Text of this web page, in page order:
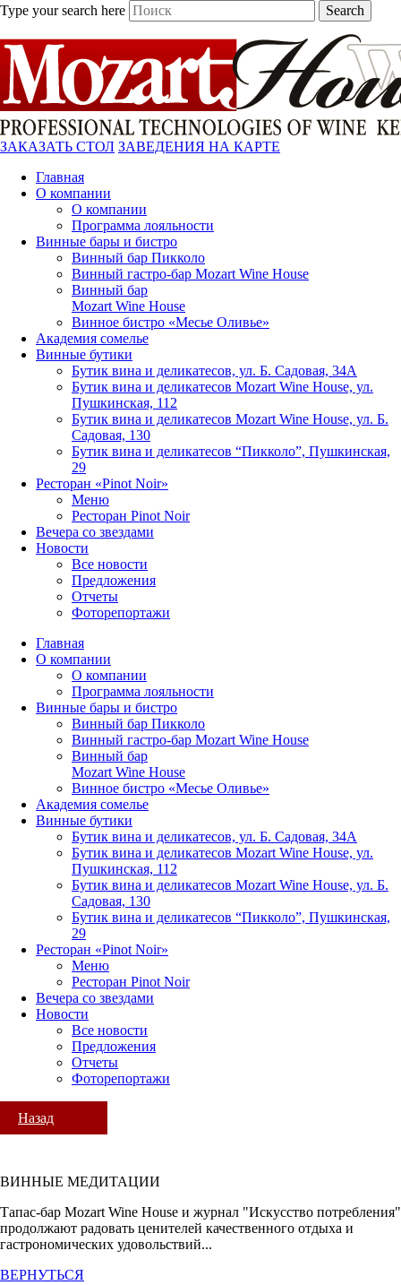
Type your search here Search
ЗАКАЗАТЬ СТОЛ ЗАВЕДЕНИЯ НА КАРТЕ
Главная
О компании
О компании
Программа лояльности
Винные бары и бистро
Винный бар Пикколо
Винный гастро-бар Mozart Wine House
Винный бар
Mozart Wine House
Винное бистро «Месье Оливье»
Академия сомелье
Винные бутики
Бутик вина и деликатесов, ул. Б. Садовая, 34А
Бутик вина и деликатесов Mozart Wine House, ул.
Пушкинская, 112
Бутик вина и деликатесов Mozart Wine House, ул. Б.
Садовая, 130
Бутик вина и деликатесов “Пикколо”, Пушкинская,
29
Ресторан «Pinot Noir»
Меню
Ресторан Pinot Noir
Вечера со звездами
Новости
Все новости
Предложения
Отчеты
Фоторепортажи
Главная
О компании
О компании
Программа лояльности
Винные бары и бистро
Винный бар Пикколо
Винный гастро-бар Mozart Wine House
Винный бар
Mozart Wine House
Винное бистро «Месье Оливье»
Академия сомелье
Винные бутики
Бутик вина и деликатесов, ул. Б. Садовая, 34А
Бутик вина и деликатесов Mozart Wine House, ул.
Пушкинская, 112
Бутик вина и деликатесов Mozart Wine House, ул. Б.
Садовая, 130
Бутик вина и деликатесов “Пикколо”, Пушкинская,
29
Ресторан «Pinot Noir»
Меню
Ресторан Pinot Noir
Вечера со звездами
Новости
Все новости
Предложения
Отчеты
Фоторепортажи
Назад
ВИННЫЕ МЕДИТАЦИИ
Тапас-бар Mozart Wine House и журнал "Искусство потребления"
продолжают радовать ценителей качественного отдыха и
гастрономических удовольствий...
ВЕРНУТЬСЯ